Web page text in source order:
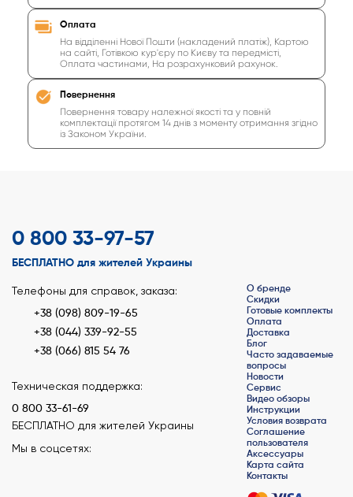
Оплата
На відділенні Нової Пошти (накладений платіж), Картою
на сайті, Готівкою кур'єру по Києву та передмісті,
Оплата частинами, На розрахунковий рахунок.
Повернення
Повернення товару належної якості та у повній
комплектації протягом 14 днів з моменту отримання згідно
із Законом України.
0 800 33-97-57
БЕСПЛАТНО для жителей Украины
Телефоны для справок, заказа:
+38 (098) 809-19-65
+38 (044) 339-92-55
+38 (066) 815 54 76
Техническая поддержка:
0 800 33-61-69
БЕСПЛАТНО для жителей Украины
Мы в соцсетях:
О бренде
Скидки
Готовые комплекты
Оплата
Доставка
Блог
Часто задаваемые
вопросы
Новости
Сервис
Видео обзоры
Инструкции
Условия возврата
Соглашение
пользователя
Аксессуары
Карта сайта
Контакты